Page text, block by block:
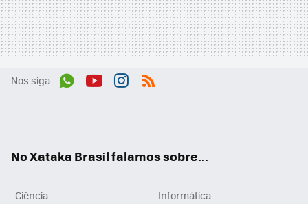
Nos siga
No Xataka Brasil falamos sobre...
Ciência
Informática